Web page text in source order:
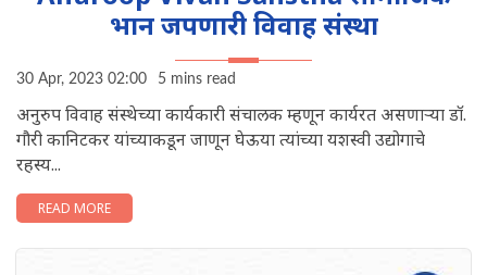
भान जपणारी विवाह संस्था
30 Apr, 2023 02:00 5 mins read
अनुरुप विवाह संस्थेच्या कार्यकारी संचालक म्हणून कार्यरत असणाऱ्या डॉ.
गौरी कानिटकर यांच्याकडून जाणून घेऊया त्यांच्या यशस्वी उद्योगाचे
रहस्य...
READ MORE